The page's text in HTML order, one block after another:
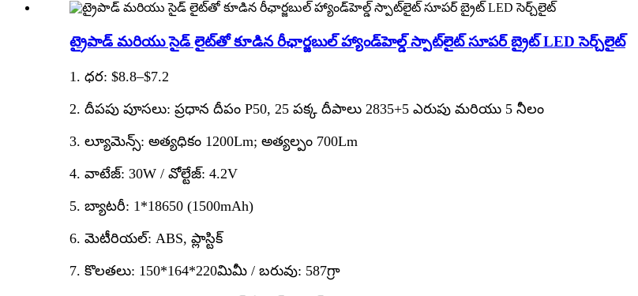
ట్రైపాడ్ మరియు సైడ్ లైట్‌తో కూడిన రీఛార్జబుల్ హ్యాండ్‌హెల్డ్ స్పాట్‌లైట్ సూపర్ బ్రైట్ LED సెర్చ్‌లైట్
1. ధర: $8.8–$7.2
2. దీపపు పూసలు: ప్రధాన దీపం P50, 25 పక్క దీపాలు 2835+5 ఎరుపు మరియు 5 నీలం
3. ల్యూమెన్స్: అత్యధికం 1200Lm; అత్యల్పం 700Lm
4. వాటేజ్: 30W / వోల్టేజ్: 4.2V
5. బ్యాటరీ: 1*18650 (1500mAh)
6. మెటీరియల్: ABS, ప్లాస్టిక్
7. కొలతలు: 150*164*220మిమీ / బరువు: 587గ్రా